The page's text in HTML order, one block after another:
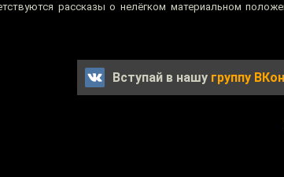
рассказы о нелёгком материальном
Вступай в нашу группу